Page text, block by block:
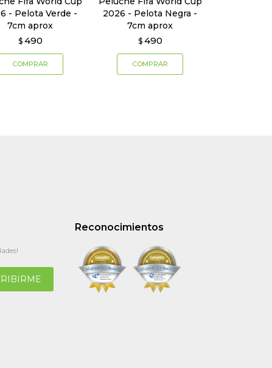
- Pelota Verde -
7cm aprox
$ 490
2026 - Pelota Negra -
7cm aprox
$ 490
Reconocimientos